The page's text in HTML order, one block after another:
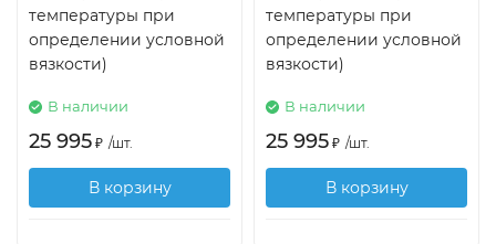
температуры при
определении условной
вязкости)
В наличии
25 995 ₽ /шт.
В корзину
температуры при
определении условной
вязкости)
В наличии
25 995 ₽ /шт.
В корзину